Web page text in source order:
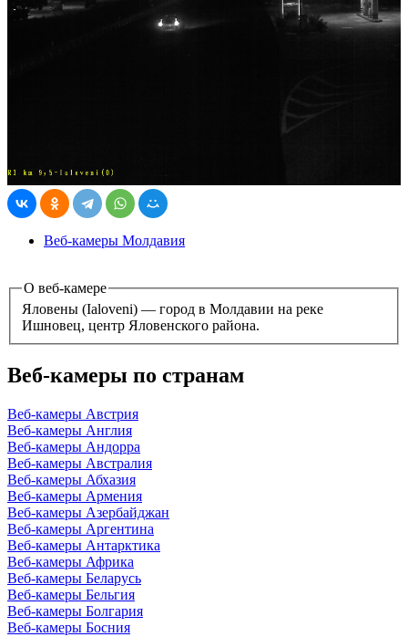
Веб-камеры Молдавия
О веб-камере
Яловены (Ialoveni) — город в Молдавии на реке
Ишновец, центр Яловенского района.
Веб-камеры по странам
Веб-камеры Австрия
Веб-камеры Англия
Веб-камеры Андорра
Веб-камеры Австралия
Веб-камеры Абхазия
Веб-камеры Армения
Веб-камеры Азербайджан
Веб-камеры Аргентина
Веб-камеры Антарктика
Веб-камеры Африка
Веб-камеры Беларусь
Веб-камеры Бельгия
Веб-камеры Болгария
Веб-камеры Босния